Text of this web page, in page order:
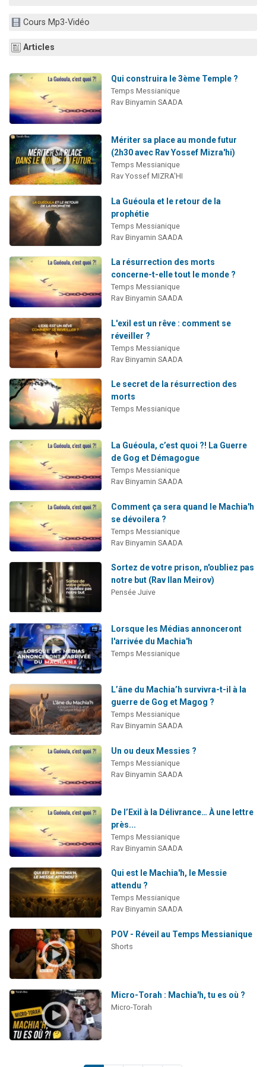
Cours Mp3-Vidéo
Articles
Qui construira le 3ème Temple ?
Temps Messianique
Rav Binyamin SAADA
Mériter sa place au monde futur
(2h30 avec Rav Yossef Mizra'hi)
Temps Messianique
Rav Yossef MIZRA'HI
La Guéoula et le retour de la
prophétie
Temps Messianique
Rav Binyamin SAADA
La résurrection des morts
concerne-t-elle tout le monde ?
Temps Messianique
Rav Binyamin SAADA
L'exil est un rêve : comment se
réveiller ?
Temps Messianique
Rav Binyamin SAADA
Le secret de la résurrection des
morts
Temps Messianique
La Guéoula, c’est quoi ?! La Guerre
de Gog et Démagogue
Temps Messianique
Rav Binyamin SAADA
Comment ça sera quand le Machia'h
se dévoilera ?
Temps Messianique
Rav Binyamin SAADA
Sortez de votre prison, n'oubliez pas
notre but (Rav Ilan Meirov)
Pensée Juive
Lorsque les Médias annonceront
l'arrivée du Machia'h
Temps Messianique
L’âne du Machia’h survivra-t-il à la
guerre de Gog et Magog ?
Temps Messianique
Rav Binyamin SAADA
Un ou deux Messies ?
Temps Messianique
Rav Binyamin SAADA
De l’Exil à la Délivrance… À une lettre
près...
Temps Messianique
Rav Binyamin SAADA
Qui est le Machia'h, le Messie
attendu ?
Temps Messianique
Rav Binyamin SAADA
POV - Réveil au Temps Messianique
Shorts
Micro-Torah : Machia'h, tu es où ?
Micro-Torah